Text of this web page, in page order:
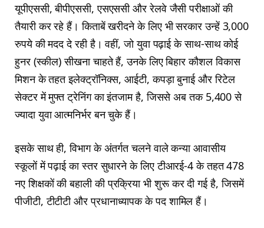
यूपीएससी, बीपीएससी, एसएससी और रेलवे जैसी परीक्षाओं की
तैयारी कर रहे हैं। किताबें खरीदने के लिए भी सरकार उन्हें 3,000
रुपये की मदद दे रही है। वहीं, जो युवा पढ़ाई के साथ-साथ कोई
हुनर (स्कील) सीखना चाहते हैं, उनके लिए बिहार कौशल विकास
मिशन के तहत इलेक्ट्रॉनिक्स, आईटी, कपड़ा बुनाई और रिटेल
सेक्टर में मुफ्त ट्रेनिंग का इंतजाम है, जिससे अब तक 5,400 से
ज्यादा युवा आत्मनिर्भर बन चुके हैं।
इसके साथ ही, विभाग के अंतर्गत चलने वाले कन्या आवासीय
स्कूलों में पढ़ाई का स्तर सुधारने के लिए टीआरई-4 के तहत 478
नए शिक्षकों की बहाली की प्रक्रिया भी शुरू कर दी गई है, जिसमें
पीजीटी, टीटीटी और प्रधानाध्यापक के पद शामिल हैं।